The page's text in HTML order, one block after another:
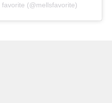
favorite (@mellsfavorite)